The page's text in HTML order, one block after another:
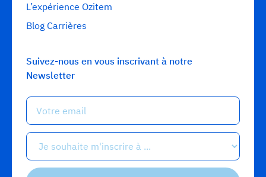
L’expérience Ozitem
Blog Carrières
Suivez-nous en vous inscrivant à notre
Newsletter